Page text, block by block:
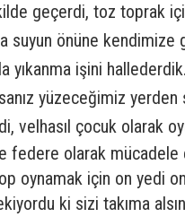
geçerdi, toz toprak
önüne kendimize
yıkanma işini
yüzeceğimiz
velhasıl çocuk olarak
federe olarak
oynamak için on yedi
ki sizi takıma